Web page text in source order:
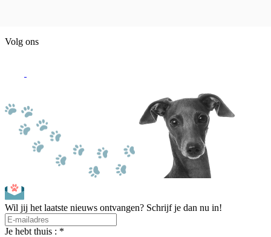
Volg ons
Wil jij het laatste nieuws ontvangen? Schrijf je dan nu in!
Je hebt thuis : *